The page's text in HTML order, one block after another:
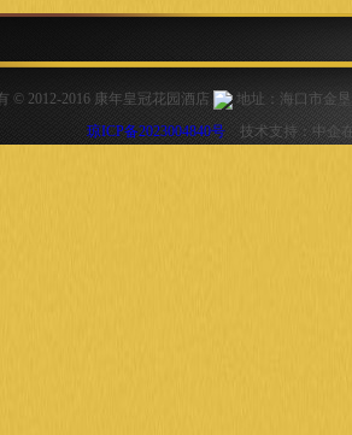
© 2012-2016 康年皇冠花园酒店
地址：海口市金
琼ICP备2023004840号技术支持：中企